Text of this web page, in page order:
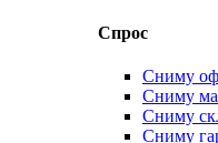
Спрос
Сниму
Сниму
Сниму
Сниму